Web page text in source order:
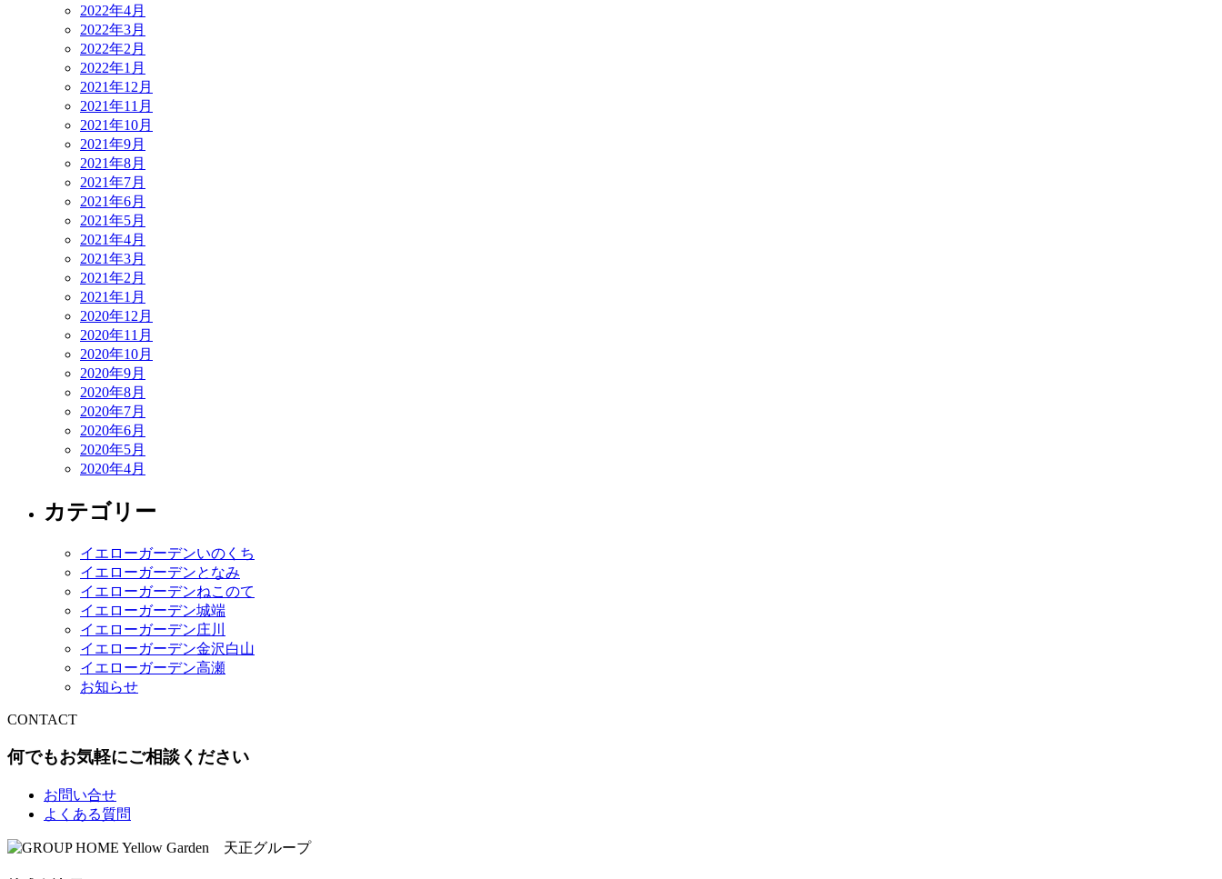
2022年4月
2022年3月
2022年2月
2022年1月
2021年12月
2021年11月
2021年10月
2021年9月
2021年8月
2021年7月
2021年6月
2021年5月
2021年4月
2021年3月
2021年2月
2021年1月
2020年12月
2020年11月
2020年10月
2020年9月
2020年8月
2020年7月
2020年6月
2020年5月
2020年4月
カテゴリー
イエローガーデンいのくち
イエローガーデンとなみ
イエローガーデンねこのて
イエローガーデン城端
イエローガーデン庄川
イエローガーデン金沢白山
イエローガーデン高瀬
お知らせ
CONTACT
何でもお気軽にご相談ください
お問い合せ
よくある質問